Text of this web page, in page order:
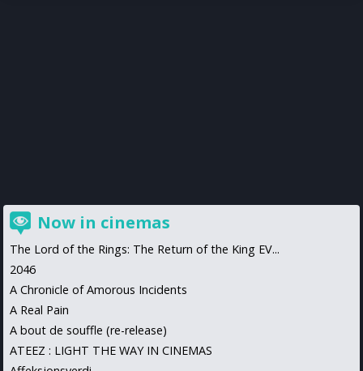
Now in cinemas
The Lord of the Rings: The Return of the King EV...
2046
A Chronicle of Amorous Incidents
A Real Pain
A bout de souffle (re-release)
ATEEZ : LIGHT THE WAY IN CINEMAS